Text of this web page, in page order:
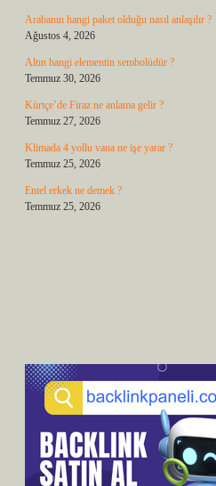
Arabanın hangi paket olduğu nasıl anlaşılır ?
Ağustos 4, 2026
Altın hangi elementin sembolüdür ?
Temmuz 30, 2026
Kürtçe’de Firaz ne anlama gelir ?
Temmuz 27, 2026
Klimada 4 yollu vana ne işe yarar ?
Temmuz 25, 2026
Entel erkek ne demek ?
Temmuz 25, 2026